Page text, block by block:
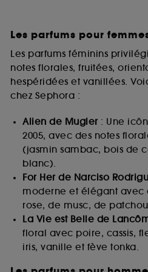
Les parfums pour
Les parfums féminins
notes florales, fruitées,
hespéridées et vanillées.
chez Sephora :
Alien de Mugler: Une
2005, avec des notes
(jasmin sambac, bois de
blanc).
For Her de Narciso
moderne et élégant avec
rose, de musc, de
La Vie est Belle de
floral avec poire, cassis,
iris, vanille et fève tonka.